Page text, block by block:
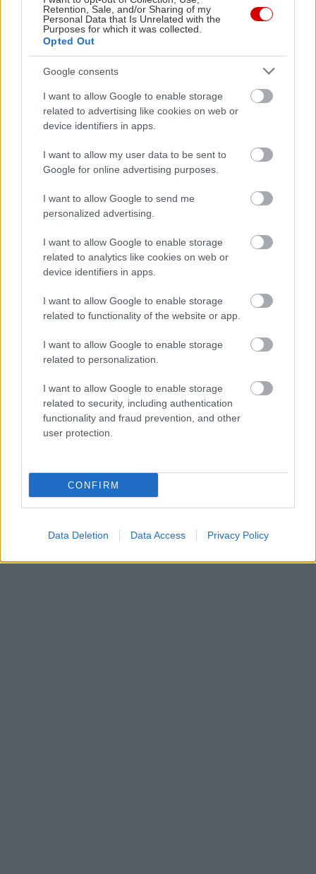
Retention, Sale, and/or Sharing of my
Personal Data that Is Unrelated with the
Purposes for which it was collected.
Opted Out
Google consents
I want to allow Google to enable storage
related to advertising like cookies on web or
device identifiers in apps.
I want to allow my user data to be sent to
Google for online advertising purposes.
I want to allow Google to send me
personalized advertising.
I want to allow Google to enable storage
related to analytics like cookies on web or
device identifiers in apps.
I want to allow Google to enable storage
related to functionality of the website or app.
I want to allow Google to enable storage
related to personalization.
I want to allow Google to enable storage
related to security, including authentication
functionality and fraud prevention, and other
user protection.
CONFIRM
Data Deletion Data Access Privacy Policy